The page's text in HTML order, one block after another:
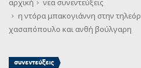
αρχική νεα συνεντεύξεις
η ντόρα μπακογιάννη στην
χασαπόπουλο και ανθή βούλγαρη
συνεντεύξεις